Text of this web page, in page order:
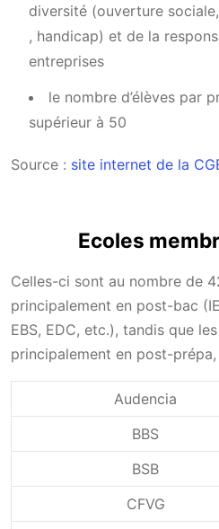
diversité (ouverture
, handicap) et de la
entreprises
le nombre d’élèves par
supérieur à 50
Source : site internet de la
Ecoles
Celles-ci sont au nombre de
principalement en post-bac
EBS, EDC, etc.), tandis que
principalement en post-
Audencia
BBS
BSB
CFVG